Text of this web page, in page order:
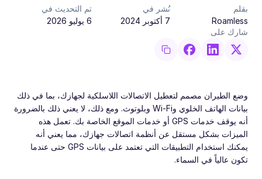
بقلم
Roamless
نُشر في
7 أكتوبر 2024
تم التحديث في
6 يوليو 2026
شارك على
وضع الطيران مصمم لتعطيل الاتصالات اللاسلكية لجهازك، بما في ذلك
بيانات الهاتف الخلوي وWi-Fi وبلوتوث. ومع ذلك، لا يعني ذلك بالضرورة
أنه يوقف خدمات GPS أو خدمات الموقع الخاصة بك. تعمل هذه
الميزات بشكل مستقل عن أنظمة اتصالات جهازك، مما يعني أنه
يمكنك استخدام التطبيقات التي تعتمد على بيانات GPS حتى عندما
تكون عالياً في السماء.